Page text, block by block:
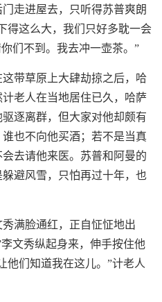
走进屋去，只听得苏普爽朗
得这么大，我们只好多耽一会
们不到。我去冲一壶茶。”
带草原上大肆劫掠之后，哈
老人在当地居住已久，哈萨
逐离群，但大家对他却颇有
也不向他买酒；若不是当真
去请他来医。苏普和阿曼的
避风雪，只怕再过十年，也
满脸通红，正自怔怔地出
秀纵起身来，伸手按住他
他们知道我在这儿。”计老人